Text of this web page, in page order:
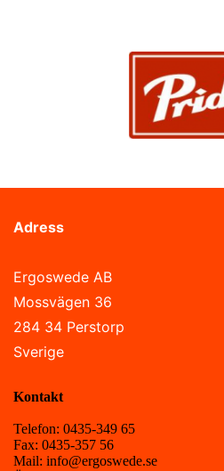
Adress
Ergoswede AB
Mossvägen 36
284 34 Perstorp
Sverige
Kontakt
Telefon: 0435-349 65
Fax: 0435-357 56
Mail: info@ergoswede.se